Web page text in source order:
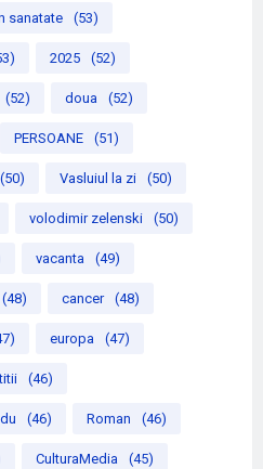
sanatate (53)
2025 (52)
(52) doua (52)
PERSOANE (51)
(50) Vasluiul la zi (50)
volodimir zelenski (50)
vacanta (49)
(48) cancer (48)
europa (47)
(46)
(46) Roman (46)
CulturaMedia (45)